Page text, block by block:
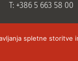
T: +386 5 663 58 00
o zdravju, 2019
spletne